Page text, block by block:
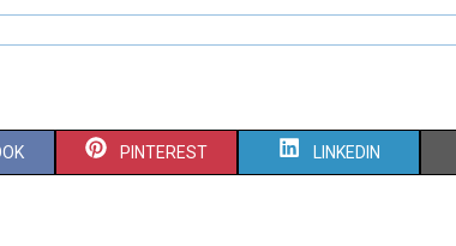
S
PINTEREST S
LINKEDIN